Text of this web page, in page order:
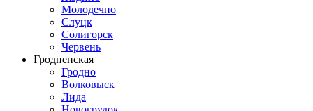
Молодечно
Слуцк
Солигорск
Червень
Гродненская
Гродно
Волковыск
Лида